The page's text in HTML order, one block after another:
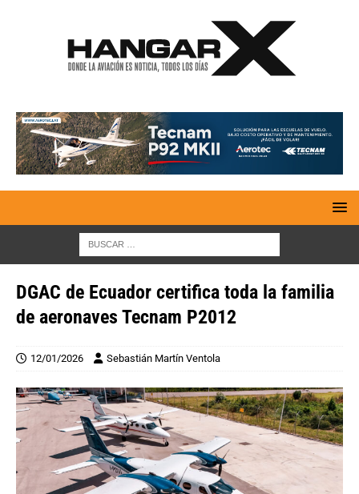
DGAC de Ecuador certifica toda la familia
de aeronaves Tecnam P2012
12/01/2026 Sebastián Martín Ventola